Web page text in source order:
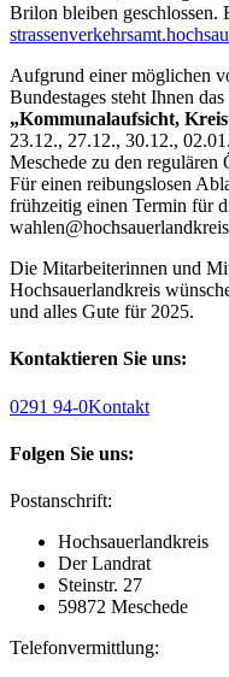
Brilon bleiben geschlossen.
Aufgrund einer möglichen
Bundestages steht Ihnen das
„Kommunalaufsicht,
23.12., 27.12., 30.12.,
Meschede zu den
Für einen reibungslosen
frühzeitig einen Termin für
Die Mitarbeiterinnen und
Hochsauerlandkreis
und alles Gute für 2025.
Kontaktieren Sie uns:
0291 94-0Kontakt
Folgen Sie uns:
Postanschrift:
Hochsauerlandkreis
Der Landrat
Steinstr. 27
59872 Meschede
Telefonvermittlung: